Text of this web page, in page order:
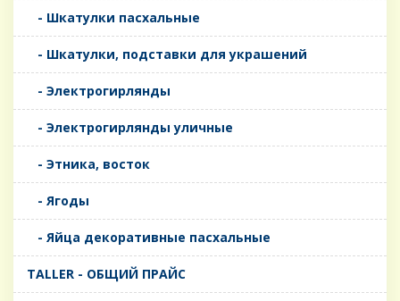
- Шкатулки пасхальные
- Шкатулки, подставки для украшений
- Электрогирлянды
- Электрогирлянды уличные
- Этника, восток
- Ягоды
- Яйца декоративные пасхальные
TALLER - ОБЩИЙ ПРАЙС